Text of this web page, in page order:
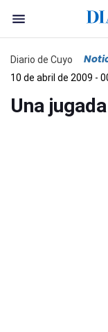
Diario de Cuyo
10 de abril de 2009 -
Una